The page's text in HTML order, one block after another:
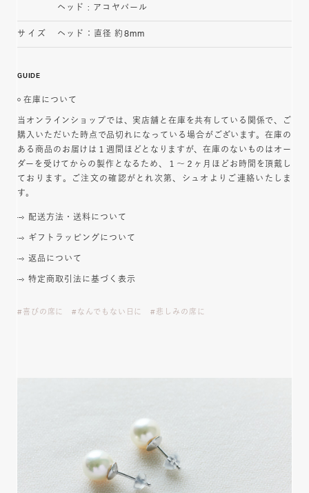
ヘッド : アコヤパール
サイズ ヘッド：直径 約8mm
GUIDE
在庫について
当オンラインショップでは、実店舗と在庫を共有している関係で、ご
購入いただいた時点で品切れになっている場合がございます。在庫の
ある商品のお届けは１週間ほどとなりますが、在庫のないものはオー
ダーを受けてからの製作となるため、１～２ヶ月ほどお時間を頂戴し
ております。ご注文の確認がとれ次第、シュオよりご連絡いたしま
す。
配送方法・送料について
ギフトラッピングについて
返品について
特定商取引法に基づく表示
喜びの席に なんでもない日に 悲しみの席に